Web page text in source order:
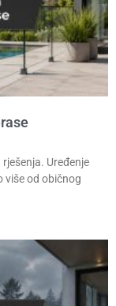
Uređenje
više od običnog